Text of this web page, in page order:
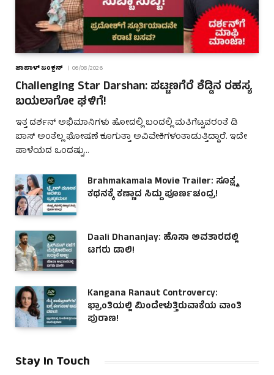
ಜಾಪಾಳ್ ಜಂಕ್ಷನ್ 06/08/2026
Challenging Star Darshan: ಪಟ್ಟಣಗೆರೆ ಶೆಡ್ಡಿನ ರಹಸ್ಯ
ಬಯಲಾಗೋ ಘಳಿಗೆ!
ಇತ್ತ ದರ್ಶನ್ ಅಭಿಮಾನಿಗಳು ಹೋದಲ್ಲಿ ಬಂದಲ್ಲಿ ಮತಿಗೆಟ್ಟವರಂತೆ ಡಿ
ಬಾಸ್ ಅಂತೆಲ್ಲ ಘೋಷಣೆ ಕೂಗುತ್ತಾ ಅವಿವೇಕಿಗಳಂತಾಡುತ್ತಿದ್ದಾರೆ. ಇದೇ
ಪಾಳೆಯದ ಒಂದಷ್ಟು…
Brahmakamala Movie Trailer: ಸೂಕ್ಷ್ಮ
ಕಥನಕ್ಕೆ ಕಣ್ಣಾದ ಸಿದ್ದು ಪೂರ್ಣಚಂದ್ರ!
Daali Dhananjay: ಹೊಸಾ ಅವತಾರದಲ್ಲಿ
ಟಗರು ಡಾಲಿ!
Kangana Ranaut Controvercy:
ಭ್ರಾಂತಿಯಲ್ಲಿ ಮಿಂದೇಳುತ್ತಿರುವಾಕೆಯ ವಾಂತಿ
ಪುರಾಣ!
Stay In Touch